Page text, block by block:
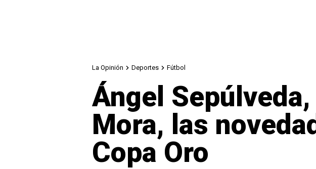
La Opinión Deportes Fútbol
Ángel
Mora, las
Copa Oro